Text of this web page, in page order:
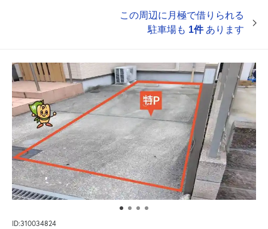
この周辺に月極で借りられる
駐車場も 1件あります
ID:310034824